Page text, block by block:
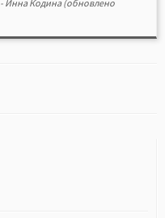
- Инна Кодина(обновлено